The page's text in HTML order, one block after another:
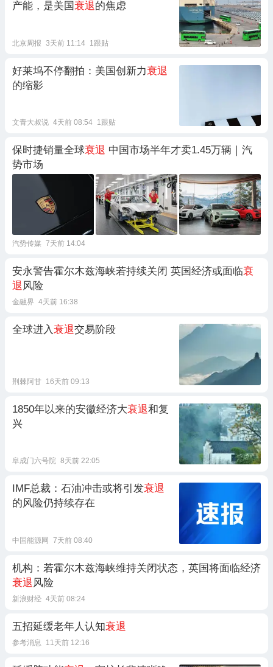
产能，是美国衰退的焦虑
北京周报 3天前 11:14 1跟贴
好莱坞不停翻拍：美国创新力衰退
的缩影
文青大叔说 4天前 08:54 1跟贴
保时捷销量全球衰退 中国市场半年才卖1.45万辆｜汽
势市场
汽势传媒 7天前 14:04
安永警告霍尔木兹海峡若持续关闭 英国经济或面临衰
退 风险
金融界 4天前 16:38
全球进入衰退交易阶段
荆棘阿甘 16天前 09:13
1850年以来的安徽经济大衰退和复
兴
阜成门六号院 8天前 22:05
IMF总裁：石油冲击或将引发衰退
的风险仍持续存在
中国能源网 7天前 08:40
机构：若霍尔木兹海峡维持关闭状态，英国将面临经济
衰退 风险
新浪财经 4天前 08:24
五招延缓老年人认知衰退
参考消息 11天前 12:16